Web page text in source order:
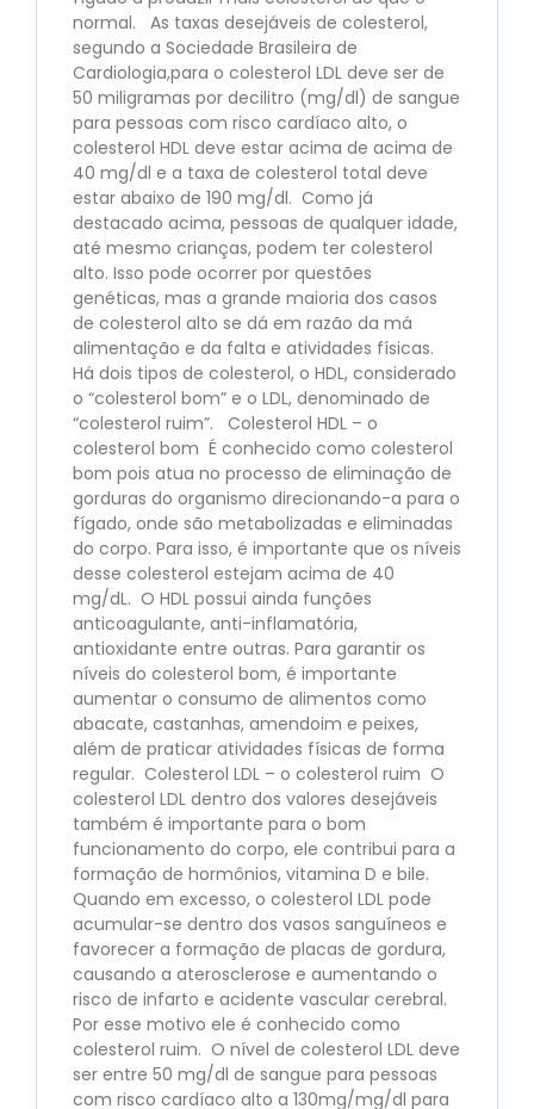
normal. As taxas desejáveis de colesterol,
segundo a Sociedade Brasileira de
Cardiologia,para o colesterol LDL deve ser de
50 miligramas por decilitro (mg/dl) de sangue
para pessoas com risco cardíaco alto, o
colesterol HDL deve estar acima de acima de
40 mg/dl e a taxa de colesterol total deve
estar abaixo de 190 mg/dl. Como já
destacado acima, pessoas de qualquer idade,
até mesmo crianças, podem ter colesterol
alto. Isso pode ocorrer por questões
genéticas, mas a grande maioria dos casos
de colesterol alto se dá em razão da má
alimentação e da falta e atividades físicas.
Há dois tipos de colesterol, o HDL, considerado
o “colesterol bom” e o LDL, denominado de
“colesterol ruim”. Colesterol HDL – o
colesterol bom É conhecido como colesterol
bom pois atua no processo de eliminação de
gorduras do organismo direcionando-a para o
fígado, onde são metabolizadas e eliminadas
do corpo. Para isso, é importante que os níveis
desse colesterol estejam acima de 40
mg/dL. O HDL possui ainda funções
anticoagulante, anti-inflamatória,
antioxidante entre outras. Para garantir os
níveis do colesterol bom, é importante
aumentar o consumo de alimentos como
abacate, castanhas, amendoim e peixes,
além de praticar atividades físicas de forma
regular. Colesterol LDL – o colesterol ruim O
colesterol LDL dentro dos valores desejáveis
também é importante para o bom
funcionamento do corpo, ele contribui para a
formação de hormônios, vitamina D e bile.
Quando em excesso, o colesterol LDL pode
acumular-se dentro dos vasos sanguíneos e
favorecer a formação de placas de gordura,
causando a aterosclerose e aumentando o
risco de infarto e acidente vascular cerebral.
Por esse motivo ele é conhecido como
colesterol ruim. O nível de colesterol LDL deve
ser entre 50 mg/dl de sangue para pessoas
com risco cardíaco alto a 130mg/mg/dl para